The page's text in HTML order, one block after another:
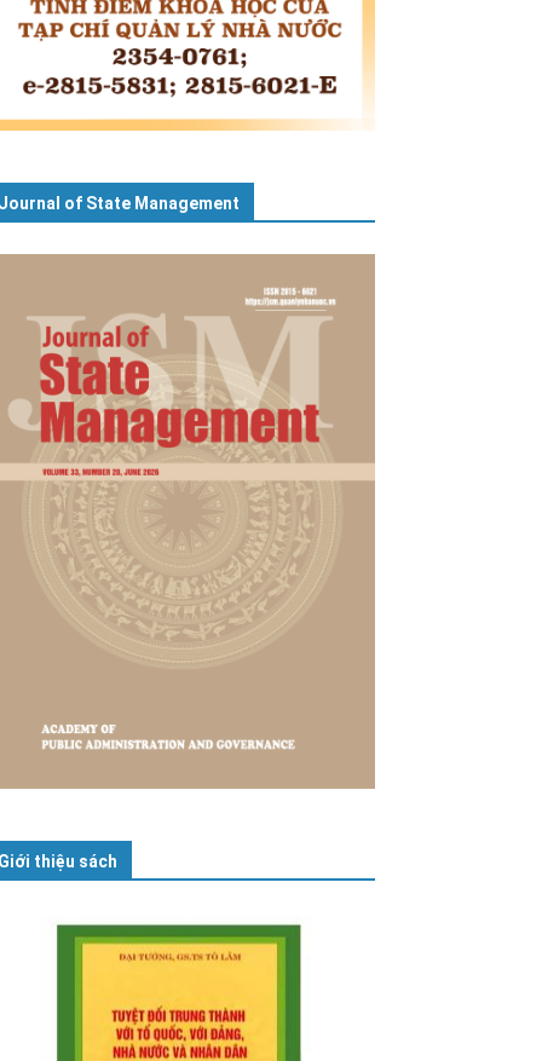
Journal of State Management
Giới thiệu sách